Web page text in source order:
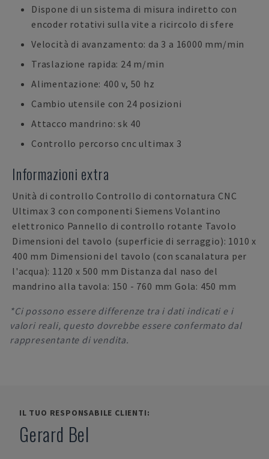
Dispone di un sistema di misura indiretto con
encoder rotativi sulla vite a ricircolo di sfere
Velocità di avanzamento: da 3 a 16000 mm/min
Traslazione rapida: 24 m/min
Alimentazione: 400 v, 50 hz
Cambio utensile con 24 posizioni
Attacco mandrino: sk 40
Controllo percorso cnc ultimax 3
Informazioni extra
Unità di controllo Controllo di contornatura CNC
Ultimax 3 con componenti Siemens Volantino
elettronico Pannello di controllo rotante Tavolo
Dimensioni del tavolo (superficie di serraggio): 1010 x
400 mm Dimensioni del tavolo (con scanalatura per
l'acqua): 1120 x 500 mm Distanza dal naso del
mandrino alla tavola: 150 - 760 mm Gola: 450 mm
*Ci possono essere differenze tra i dati indicati e i
valori reali, questo dovrebbe essere confermato dal
rappresentante di vendita.
IL TUO RESPONSABILE CLIENTI:
Gerard Bel